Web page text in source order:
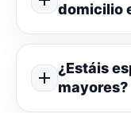
domicilio
¿Estáis
mayores?